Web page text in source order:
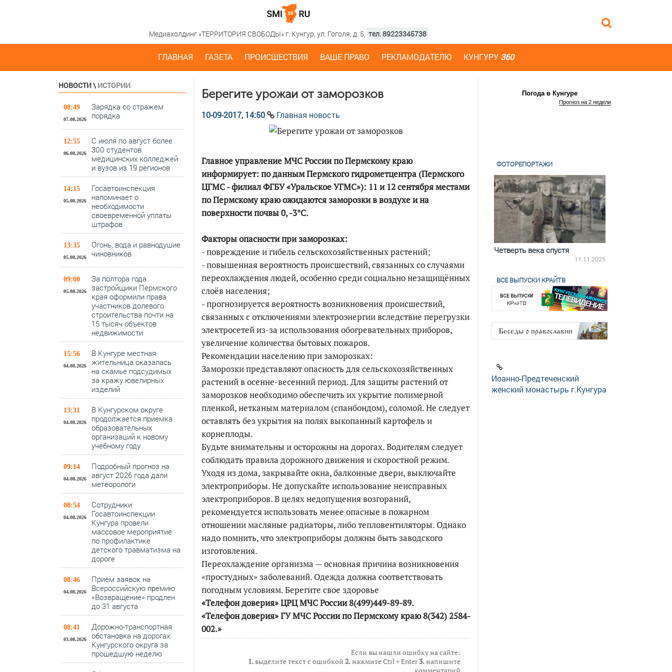
Медиахолдинг «ТЕРРИТОРИЯ СВОБОДЫ» г. Кунгур, ул. Гоголя, д. 5, тел. 89223345738
ГЛАВНАЯ ГАЗЕТА ПРОИСШЕСТВИЯ ВАШЕ ПРАВО РЕКЛАМОДАТЕЛЮ КУНГУРУ 360
НОВОСТИ\ ИСТОРИИ
08:49
07.08.2026
Зарядка со стражем
порядка
12:55
06.08.2026
С июля по август более
300 студентов
медицинских колледжей
и вузов из 19 регионов
14:15
05.08.2026
Госавтоинспекция
напоминает о
необходимости
своевременной уплаты
штрафов
13:35
05.08.2026
Огонь, вода и равнодушие
чиновников
09:00
05.08.2026
За полтора года
застройщики Пермского
края оформили права
участников долевого
строительства почти на
15 тысяч объектов
недвижимости
15:56
04.08.2026
В Кунгуре местная
жительница оказалась
на скамье подсудимых
за кражу ювелирных
изделий
13:31
04.08.2026
В Кунгурском округе
продолжается приемка
образовательных
организаций к новому
учебному году
09:14
04.08.2026
Подробный прогноз на
август 2026 года дали
метеорологи
08:54
04.08.2026
Сотрудники
Госавтоинспекции
Кунгура провели
массовое мероприятие
по профилактике
детского травматизма на
дороге
08:46
04.08.2026
Прием заявок на
Всероссийскую премию
«Возвращение» продлен
до 31 августа
08:41
03.08.2026
Дорожно-транспортная
обстановка на дорогах
Кунгурского округа за
прошедшую неделю
Берегите урожаи от заморозков
10-09-2017, 14:50 Главная новость
Главное управление МЧС России по Пермскому краю
информирует: по данным Пермского гидрометцентра (Пермского
ЦГМС - филиал ФГБУ «Уральское УГМС»): 11 и 12 сентября местами
по Пермскому краю ожидаются заморозки в воздухе и на
поверхности почвы 0, -3°С.
Факторы опасности при заморозках:
- повреждение и гибель сельскохозяйственных растений;
- повышенная вероятность происшествий, связанных со случаями
переохлаждения людей, особенно среди социально незащищённых
слоёв населения;
- прогнозируется вероятность возникновения происшествий,
связанных с отключениями электроэнергии вследствие перегрузки
электросетей из-за использования обогревательных приборов,
увеличение количества бытовых пожаров.
Рекомендации населению при заморозках:
Заморозки представляют опасность для сельскохозяйственных
растений в осенне-весенний период. Для защиты растений от
заморозков необходимо обеспечить их укрытие полимерной
пленкой, нетканым материалом (спанбондом), соломой. Не следует
оставлять без укрытия на полях выкопанный картофель и
корнеплоды.
Будьте внимательны и осторожны на дорогах. Водителям следует
соблюдать правила дорожного движения и скоростной режим.
Уходя из дома, закрывайте окна, балконные двери, выключайте
электроприборы. Не допускайте использование неисправных
электроприборов. В целях недопущения возгораний,
рекомендуется использовать менее опасные в пожарном
отношении масляные радиаторы, либо тепловентиляторы. Однако
надо помнить, что электроприборы должны быть заводского
изготовления.
Переохлаждение организма — основная причина возникновения
«простудных» заболеваний. Одежда должна соответствовать
погодным условиям. Берегите свое здоровье
«Телефон доверия» ЦРЦ МЧС России 8(499)449-89-89.
«Телефон доверия» ГУ МЧС России по Пермскому краю 8(342) 2584-
002.»
Если вы нашли ошибку на сайте:
1.выделите текст с ошибкой 2.нажмите Ctrl + Enter3.напишите
Погода в Кунгуре
Прогноз на 2 недели
ФОТОРЕПОРТАЖИ
По итогам первой пятилетки Четверть века спустя
11.11.2025
ВСЕ ВЫПУСКИ КРАЙТВ
Иоанно-Предтеченский
женский монастырь г.Кунгура